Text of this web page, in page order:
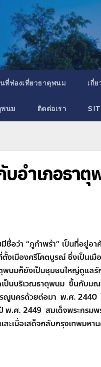
ที่ท่องเที่ยวธาตุพนม เกี่
พนม ติดต่อเรา
บอำเภอธา
ชื่อว่า “ภูกำพร้า” เป็นที่อยู่
งเมืองศรีโคตบูรณ์ ซึ่งเป็น
นมก็ยังเป็นชุมชนใหญ่ดูแลรั
ป็นบริเวณธาตุพนม ขึ้นกับ
รณูนครด้วยต่อมา พ.ศ.
.ศ. 2449 สมเด็จพระกรมพ
ละเมื่อเสด็จกลับกรุงเทพม